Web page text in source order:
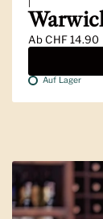
AbCHF 14.90
Auf Lager